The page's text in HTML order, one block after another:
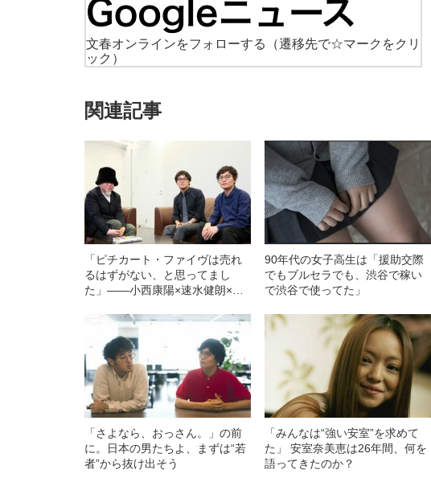
文春オンラインをフォローする
（遷移先で☆マークをクリ
ック）
関連記事
「ピチカート・ファイヴは売れ
るはずがない、と思ってまし
た」――小西康陽×速水健朗×お
90年代の女子高生は「援助交際
でもブルセラでも、渋谷で稼い
で渋谷で使ってた」
「さよなら、おっさん。」の前
に。日本の男たちよ、まずは“若
者”から抜け出そう
「みんなは“強い安室”を求めて
た」 安室奈美恵は26年間、何を
語ってきたのか？